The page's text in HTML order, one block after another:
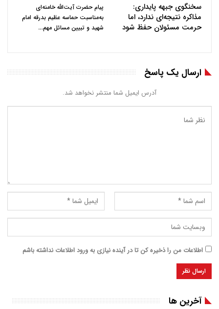
سخنگوی جبهه پایداری:
مذاکره نتیجه‌ای ندارد، اما
حرمت مسئولان حفظ شود
پیام حضرت آیت‌الله خامنه‌ای
به‌مناسبت حماسه عظیم بدرقه امام
شهید و تبیین مسائل مهم…
ارسال یک پاسخ
آدرس ایمیل شما منتشر نخواهد شد.
اطلاعات من را ذخیره کن تا در آینده نیازی به ورود اطلاعات نداشته باشم
آخرین ها